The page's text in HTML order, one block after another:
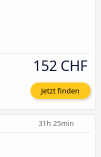
152 CHF
Jetzt finden
31h 25min